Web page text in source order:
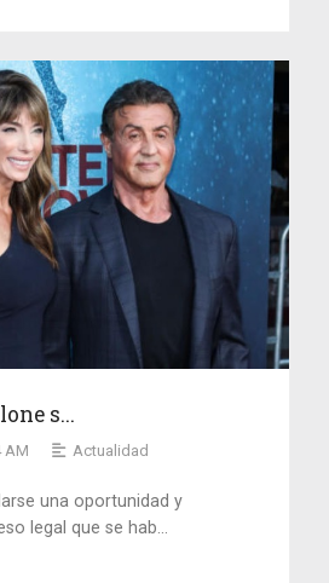
s...
AM Actualidad
una oportunidad y
legal que se hab...